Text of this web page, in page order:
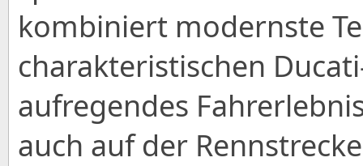
kombiniert modernste
charakteristischen
aufregendes
auch auf der